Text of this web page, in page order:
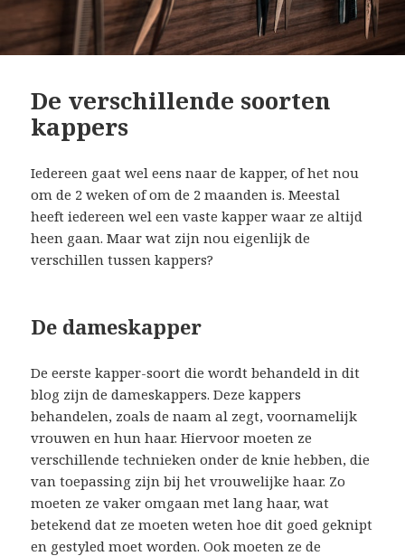
De verschillende soorten
kappers
Iedereen gaat wel eens naar de kapper, of het nou
om de 2 weken of om de 2 maanden is. Meestal
heeft iedereen wel een vaste kapper waar ze altijd
heen gaan. Maar wat zijn nou eigenlijk de
verschillen tussen kappers?
De dameskapper
De eerste kapper-soort die wordt behandeld in dit
blog zijn de dameskappers. Deze kappers
behandelen, zoals de naam al zegt, voornamelijk
vrouwen en hun haar. Hiervoor moeten ze
verschillende technieken onder de knie hebben, die
van toepassing zijn bij het vrouwelijke haar. Zo
moeten ze vaker omgaan met lang haar, wat
betekend dat ze moeten weten hoe dit goed geknipt
en gestyled moet worden. Ook moeten ze de